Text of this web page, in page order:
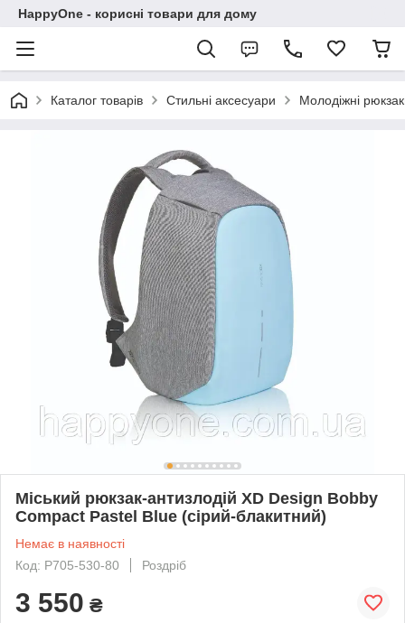
HappyOne - корисні товари для дому
Каталог товарів Стильні аксесуари Молодіжні
Міський рюкзак-антизлодій XD Design Bobby
Compact Pastel Blue (сірий-блакитний)
Немає в наявності
Код: P705-530-80
Роздріб
3 550 ₴